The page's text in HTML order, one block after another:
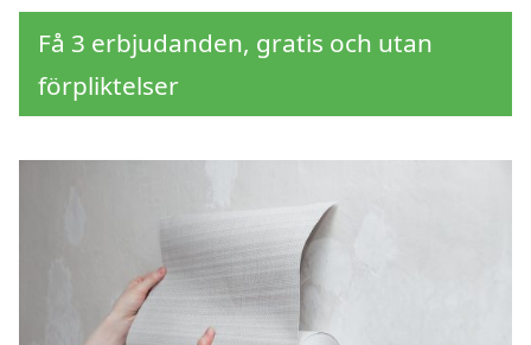
Få 3 erbjudanden, gratis och utan
förpliktelser